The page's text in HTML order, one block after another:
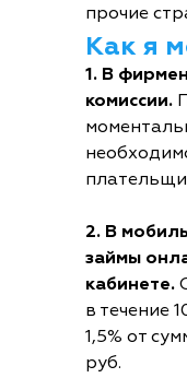
прочие
Как я
1. В
комиссии.
2. В
займы
кабинете.
в течение
1,5% от
руб.